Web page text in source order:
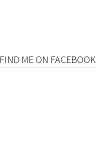
FIND ME ON FACEBOOK